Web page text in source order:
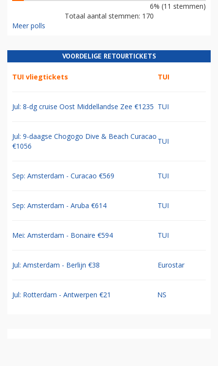
6% (11 stemmen)
Totaal aantal stemmen: 170
Meer polls
VOORDELIGE RETOURTICKETS
TUI vliegtickets TUI
Jul: 8-dg cruise Oost Middellandse Zee €1235 TUI
Jul: 9-daagse Chogogo Dive & Beach Curacao
€1056
TUI
Sep: Amsterdam - Curacao €569 TUI
Sep: Amsterdam - Aruba €614 TUI
Mei: Amsterdam - Bonaire €594 TUI
Jul: Amsterdam - Berlijn €38 Eurostar
Jul: Rotterdam - Antwerpen €21 NS